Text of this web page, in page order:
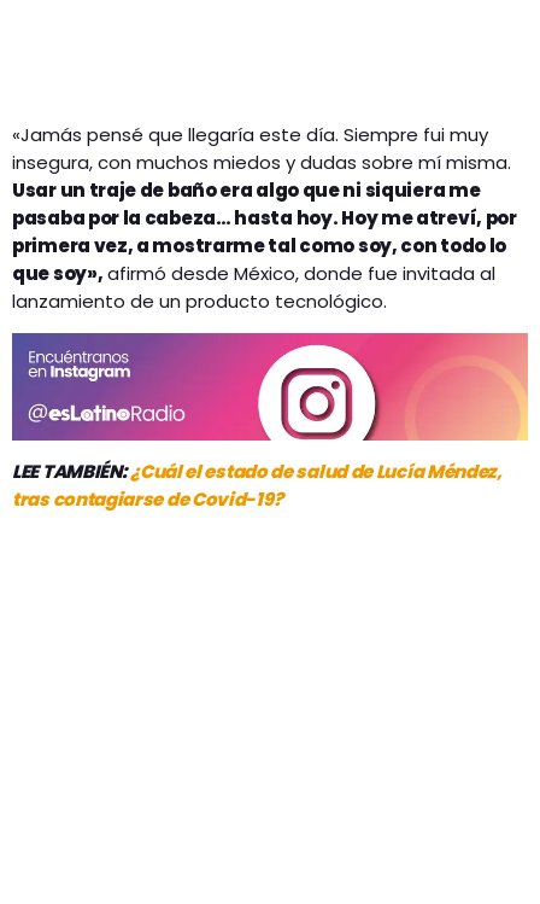
«Jamás pensé que llegaría este día. Siempre fui muy
insegura, con muchos miedos y dudas sobre mí misma.
Usar un traje de baño era algo que ni siquiera me
pasaba por la cabeza… hasta hoy. Hoy me atreví, por
primera vez, a mostrarme tal como soy, con todo lo
que soy»,afirmó desde México, donde fue invitada al
lanzamiento de un producto tecnológico.
LEE TAMBIÉN:¿Cuál el estado de salud de Lucía Méndez,
tras contagiarse de Covid-19?